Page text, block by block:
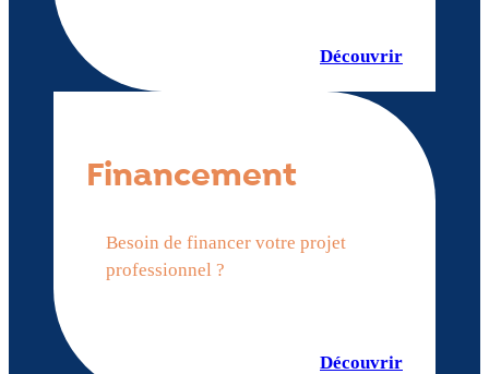
Découvrir
Financement
Besoin de financer votre projet
professionnel ?
Découvrir